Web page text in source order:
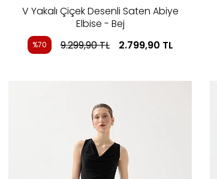
V Yakalı Çiçek Desenli Saten Abiye
Elbise - Bej
%70 9.299,90TL 2.799,90 TL